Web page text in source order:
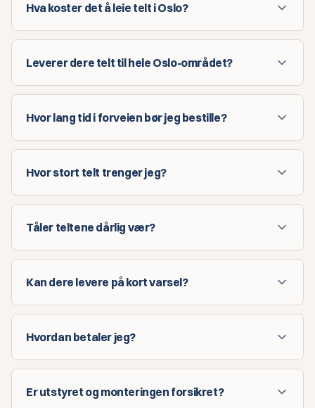
Hva koster det å leie telt i Oslo?
Leverer dere telt til hele Oslo-området?
Hvor lang tid i forveien bør jeg bestille?
Hvor stort telt trenger jeg?
Tåler teltene dårlig vær?
Kan dere levere på kort varsel?
Hvordan betaler jeg?
Er utstyret og monteringen forsikret?